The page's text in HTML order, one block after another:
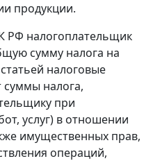
продукции.
РФ налогоплательщик
сумму налога на
налоговые
налога,
при
услуг) в отношении
имущественных прав,
операций,